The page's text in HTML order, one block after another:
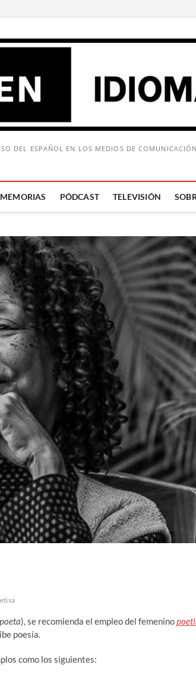
DEL ESPAÑOL EN LOS MEDIOS DE
MEMORIAS PÓDCAST TELEVISIÓN
Buscar:
), se recomienda el empleo del femenino
poesía.
como los siguientes: